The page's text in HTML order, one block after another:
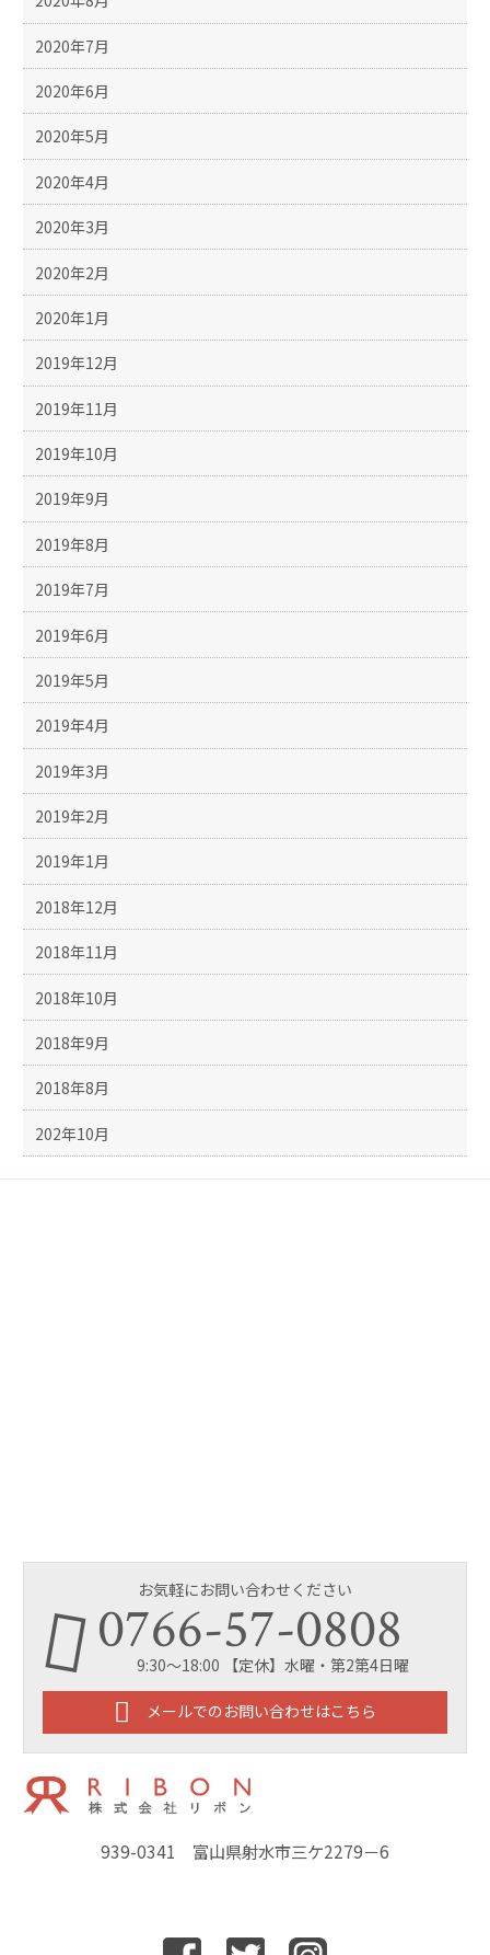
2020年7月
2020年6月
2020年5月
2020年4月
2020年3月
2020年2月
2020年1月
2019年12月
2019年11月
2019年10月
2019年9月
2019年8月
2019年7月
2019年6月
2019年5月
2019年4月
2019年3月
2019年2月
2019年1月
2018年12月
2018年11月
2018年10月
2018年9月
2018年8月
202年10月
939-0341 富山県射水市三ケ2279－6
お気軽にお問い合わせください
0766-57-0808
9:30～18:00 【定休】水曜・第2第4日曜
メールでのお問い合わせはこちら